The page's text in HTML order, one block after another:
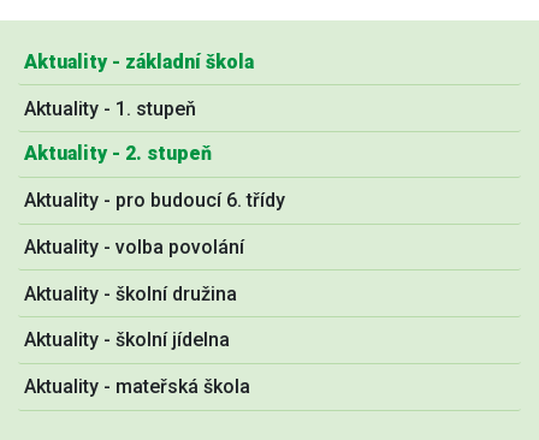
Aktuality - základní škola
Aktuality - 1. stupeň
Aktuality - 2. stupeň
Aktuality - pro budoucí 6. třídy
Aktuality - volba povolání
Aktuality - školní družina
Aktuality - školní jídelna
Aktuality - mateřská škola